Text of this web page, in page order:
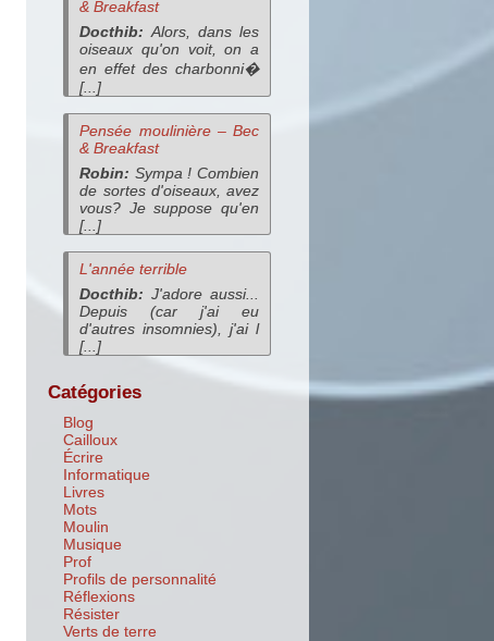
& Breakfast
Docthib: Alors, dans les
oiseaux qu'on voit, on a
en effet des charbonni�
[...]
Pensée moulinière – Bec
& Breakfast
Robin: Sympa ! Combien
de sortes d'oiseaux, avez
vous? Je suppose qu'en
[...]
L'année terrible
Docthib: J'adore aussi...
Depuis (car j'ai eu
d'autres insomnies), j'ai l
[...]
Catégories
Blog
Cailloux
Écrire
Informatique
Livres
Mots
Moulin
Musique
Prof
Profils de personnalité
Réflexions
Résister
Verts de terre